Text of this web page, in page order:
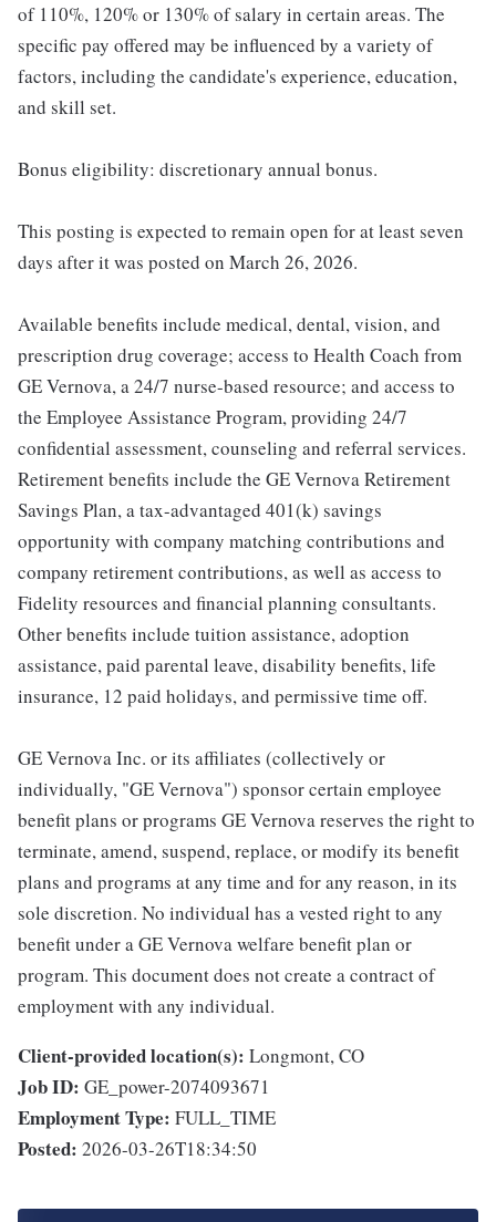
of 110%, 120% or 130% of salary in certain areas. The
specific pay offered may be influenced by a variety of
factors, including the candidate's experience, education,
and skill set.
Bonus eligibility: discretionary annual bonus.
This posting is expected to remain open for at least seven
days after it was posted on March 26, 2026.
Available benefits include medical, dental, vision, and
prescription drug coverage; access to Health Coach from
GE Vernova, a 24/7 nurse-based resource; and access to
the Employee Assistance Program, providing 24/7
confidential assessment, counseling and referral services.
Retirement benefits include the GE Vernova Retirement
Savings Plan, a tax-advantaged 401(k) savings
opportunity with company matching contributions and
company retirement contributions, as well as access to
Fidelity resources and financial planning consultants.
Other benefits include tuition assistance, adoption
assistance, paid parental leave, disability benefits, life
insurance, 12 paid holidays, and permissive time off.
GE Vernova Inc. or its affiliates (collectively or
individually, "GE Vernova") sponsor certain employee
benefit plans or programs GE Vernova reserves the right to
terminate, amend, suspend, replace, or modify its benefit
plans and programs at any time and for any reason, in its
sole discretion. No individual has a vested right to any
benefit under a GE Vernova welfare benefit plan or
program. This document does not create a contract of
employment with any individual.
Client-provided location(s): Longmont, CO
Job ID: GE_power-2074093671
Employment Type: FULL_TIME
Posted: 2026-03-26T18:34:50